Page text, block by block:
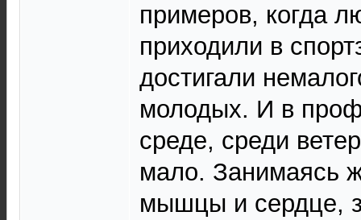
примеров, когда
приходили в
достигали
молодых. И в
среде, среди
мало. Занимаясь
мышцы и сердце,